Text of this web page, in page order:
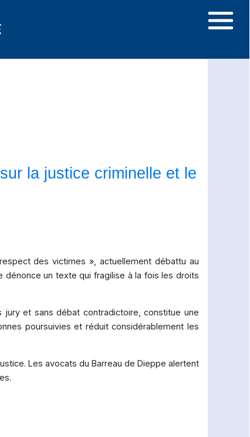
la justice criminelle et le
des victimes », actuellement débattu au
dénonce un texte qui fragilise à la fois les droits
et sans débat contradictoire, constitue une
poursuivies et réduit considérablement les
Les avocats du Barreau de Dieppe alertent